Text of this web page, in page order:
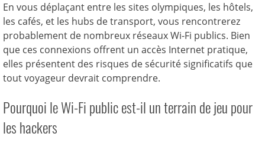
En vous déplaçant entre les sites olympiques, les hôtels,
les cafés, et les hubs de transport, vous rencontrerez
probablement de nombreux réseaux Wi-Fi publics. Bien
que ces connexions offrent un accès Internet pratique,
elles présentent des risques de sécurité significatifs que
tout voyageur devrait comprendre.
Pourquoi le Wi-Fi public est-il un terrain de jeu pour
les hackers